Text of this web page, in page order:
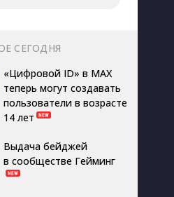
СЕГОДНЯ
«Цифровой ID» в MAX
теперь могут создавать
пользователи в возрасте
14 лет
Выдача бейджей
в сообществе Гейминг